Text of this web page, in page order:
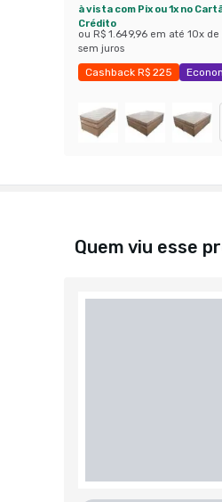
à vista com Pix ou 1x no
Crédito
ou R$ 1.649,96 em até 10x de
sem juros
Cashback R$ 225
Quem viu esse